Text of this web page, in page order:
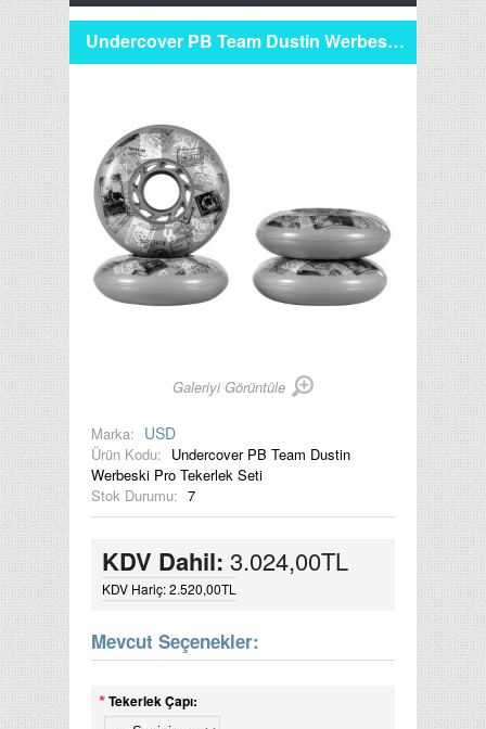
Undercover PB Team Dustin Werbeski Pro Tekerlek Seti
Galeriyi Görüntüle
Marka: USD
Ürün Kodu: Undercover PB Team Dustin
Werbeski Pro Tekerlek Seti
Stok Durumu: 7
KDV Dahil: 3.024,00TL
KDV Hariç: 2.520,00TL
Mevcut Seçenekler:
*Tekerlek Çapı: